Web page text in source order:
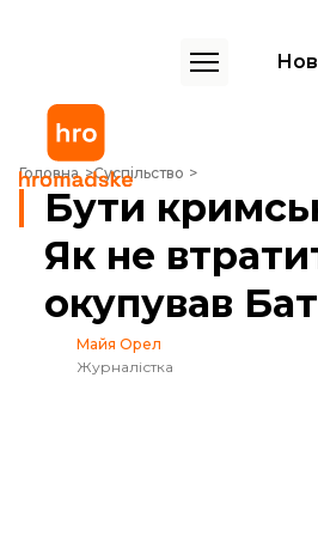
Головна Суспільство
Бути кримською татаркою без Криму.
Бути
Як не
окупував
Майя Орел
Журналістка